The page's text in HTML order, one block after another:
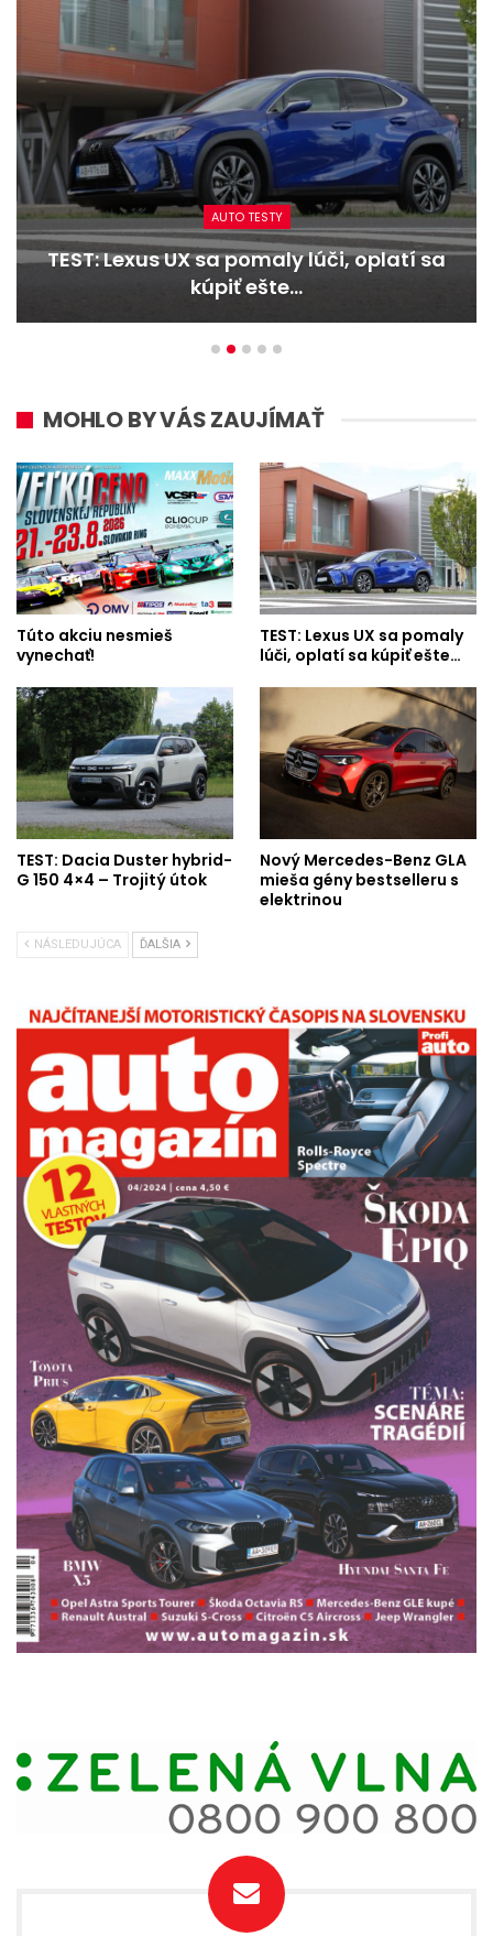
AUTO TESTY
TEST: Lexus UX sa pomaly lúči, oplatí sa
kúpiť ešte…
MOHLO BY VÁS ZAUJÍMAŤ
Túto akciu nesmieš
vynechať!
TEST: Lexus UX sa pomaly
lúči, oplatí sa kúpiť ešte…
TEST: Dacia Duster hybrid-
G 150 4×4 – Trojitý útok
Nový Mercedes-Benz GLA
mieša gény bestselleru s
elektrinou
NÁSLEDUJÚCA ĎALŠIA